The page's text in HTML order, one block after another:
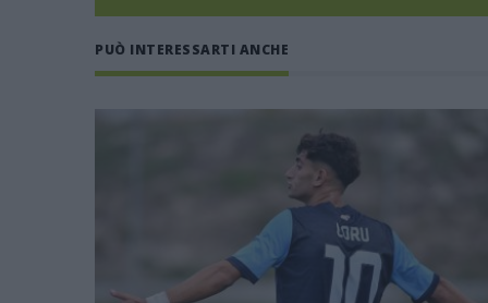
PUÒ INTERESSARTI ANCHE